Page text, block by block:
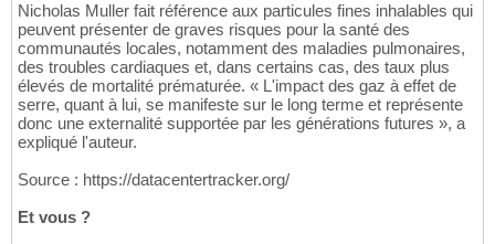
Nicholas Muller fait référence aux particules fines inhalables qui
peuvent présenter de graves risques pour la santé des
communautés locales, notamment des maladies pulmonaires,
des troubles cardiaques et, dans certains cas, des taux plus
élevés de mortalité prématurée. « L'impact des gaz à effet de
serre, quant à lui, se manifeste sur le long terme et représente
donc une externalité supportée par les générations futures », a
expliqué l'auteur.
Source : https://datacentertracker.org/
Et vous ?